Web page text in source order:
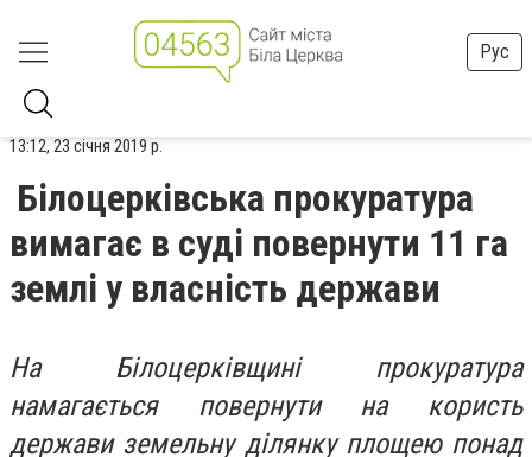
Рус
13:12, 23 січня 2019 р.
Білоцерківська прокуратура
вимагає в суді повернути 11 га
землі у власність держави
На Білоцерківщині прокуратура
намагається повернути на користь
держави земельну ділянку площею понад